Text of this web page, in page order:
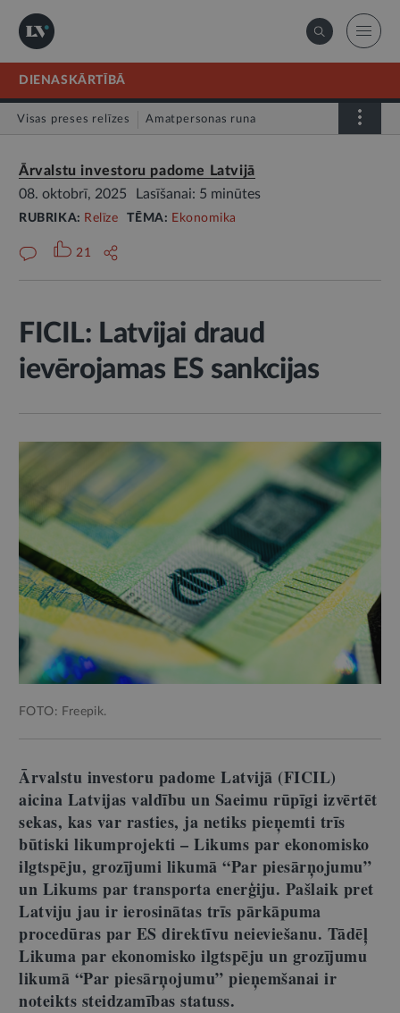
DIENASKĀRTĪBĀ
Visas preses relīzes Amatpersonas runa
Ārvalstu investoru padome Latvijā
08. oktobrī, 2025
Lasīšanai: 5 minūtes
RUBRIKA: Relīze TĒMA: Ekonomika
21
FICIL: Latvijai draud
ievērojamas ES sankcijas
FOTO: Freepik.
Ārvalstu investoru padome Latvijā (FICIL)
aicina Latvijas valdību un Saeimu rūpīgi izvērtēt
sekas, kas var rasties, ja netiks pieņemti trīs
būtiski likumprojekti – Likums par ekonomisko
ilgtspēju, grozījumi likumā “Par piesārņojumu”
un Likums par transporta enerģiju. Pašlaik pret
Latviju jau ir ierosinātas trīs pārkāpuma
procedūras par ES direktīvu neieviešanu. Tādēļ
Likuma par ekonomisko ilgtspēju un grozījumu
likumā “Par piesārņojumu” pieņemšanai ir
noteikts steidzamības statuss.